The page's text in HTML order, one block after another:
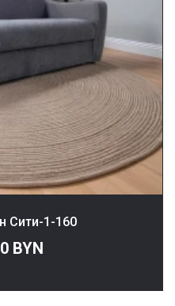
Сити-1-160
BYN